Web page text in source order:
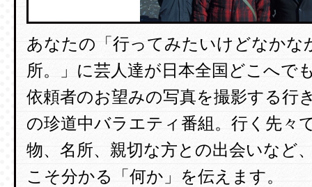
あなたの「行ってみたいけどなかな
所。」に芸人達が日本全国どこへで
依頼者のお望みの写真を撮影する行
の珍道中バラエティ番組。行く先々
物、名所、親切な方との出会いなど
こそ分かる「何か」を伝えます。